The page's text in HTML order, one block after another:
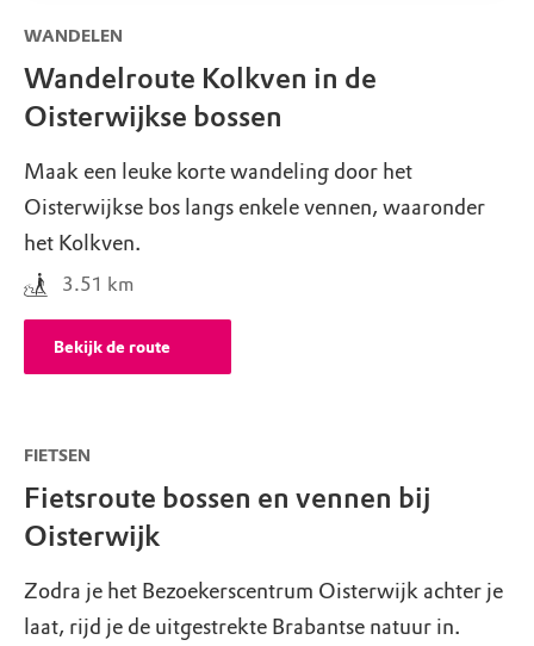
WANDELEN
Wandelroute Kolkven in de
Oisterwijkse bossen
Maak een leuke korte wandeling door het
Oisterwijkse bos langs enkele vennen, waaronder
het Kolkven.
3.51 km
Bekijk de route
FIETSEN
Fietsroute bossen en vennen bij
Oisterwijk
Zodra je het Bezoekerscentrum Oisterwijk achter je
laat, rijd je de uitgestrekte Brabantse natuur in.